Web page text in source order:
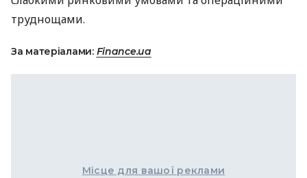
труднощами.
За матеріалами: Finance.ua
Місце для вашої реклами